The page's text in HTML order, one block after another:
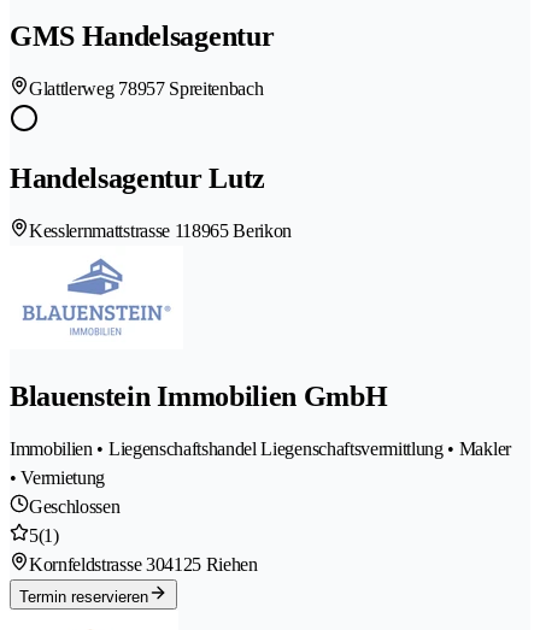
GMS Handelsagentur
Glattlerweg 78957 Spreitenbach
Handelsagentur Lutz
Kesslernmattstrasse 118965 Berikon
Blauenstein Immobilien GmbH
Immobilien • Liegenschaftshandel Liegenschaftsvermittlung • Makler
• Vermietung
Geschlossen
5(1)
Kornfeldstrasse 304125 Riehen
Termin reservieren